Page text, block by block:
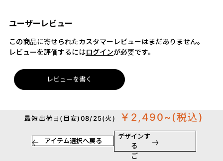
ユーザーレビュー
この商品に寄せられたカスタマーレビューはまだありません。
レビューを評価するにはログインが必要です。
レビューを書く
最短出荷日(目安)08/25(火) ￥2,490~ (税込)
アイテム選択へ戻る
デザインす
る
ご